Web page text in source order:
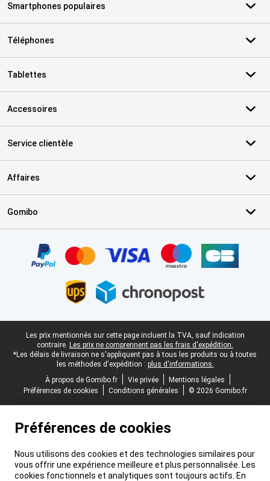
Smartphones populaires
Téléphones
Tablettes
Accessoires
Service clientèle
Affaires
Gomibo
Pied-de-page légal
Les prix mentionnés sur cette page incluent la TVA, sauf indication
contraire. Les prix ne comprennent pas les frais d'expédition.
*Les délais de livraison ne s'appliquent pas à tous les produits ou à toutes
les méthodes d'expédition : plus d'informations.
À propos de Gomibo.fr
Vie privée
Mentions légales
Préférences de cookies
Conditions générales © 2026 Gomibo.fr
Préférences de cookies
Nous utilisons des cookies et des technologies similaires pour
vous offrir une expérience meilleure et plus personnalisée. Les
cookies fonctionnels et analytiques sont toujours actifs. En